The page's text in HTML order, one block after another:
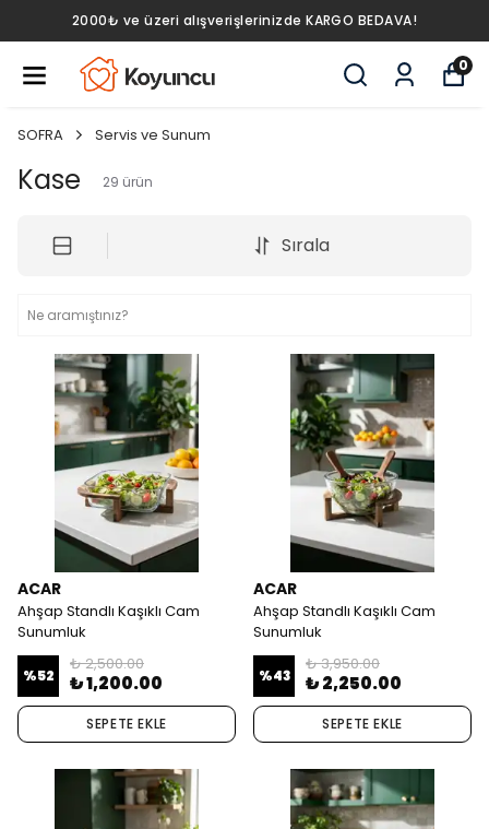
2000₺ ve üzeri alışverişlerinizde KARGO BEDAVA!
0
SOFRA Servis ve Sunum
Kase 29 ürün
Sırala
ACAR
Ahşap Standlı Kaşıklı Cam
Sunumluk
%52
₺ 2,500.00
₺ 1,200.00
SEPETE EKLE
ACAR
Ahşap Standlı Kaşıklı Cam
Sunumluk
%43
₺ 3,950.00
₺ 2,250.00
SEPETE EKLE